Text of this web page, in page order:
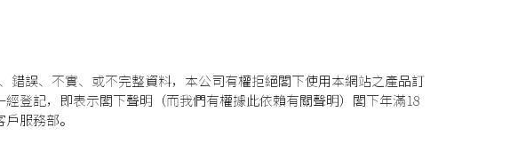
誤、不實、或不完整資料，本公司有權拒絕閣下使用本網站之產品訂
登記，即表示閣下聲明（而我們有權據此依賴有關聲明）閣下年滿18
服務部。